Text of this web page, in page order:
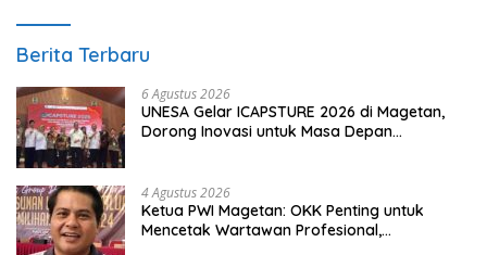
Berita Terbaru
6 Agustus 2026
UNESA Gelar ICAPSTURE 2026 di Magetan,
Dorong Inovasi untuk Masa Depan
4 Agustus 2026
Ketua PWI Magetan: OKK Penting untuk
Mencetak Wartawan Profesional,